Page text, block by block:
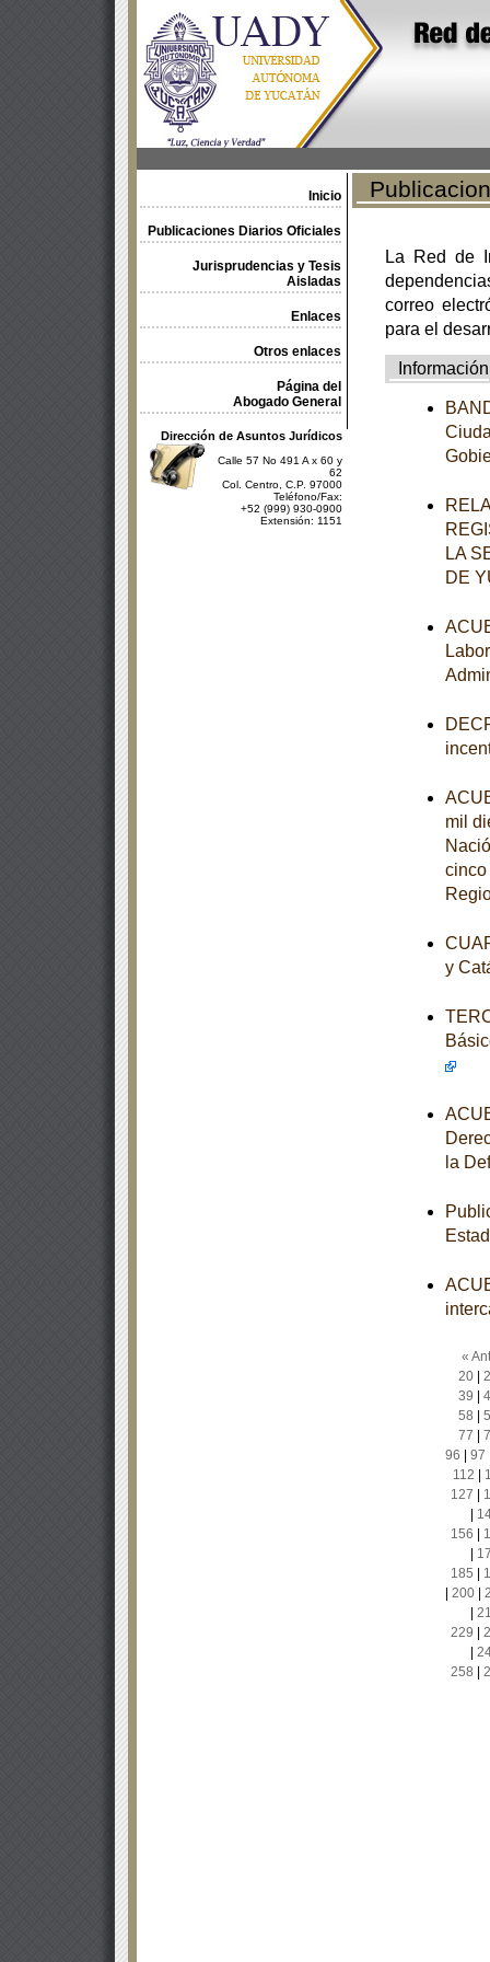
Inicio
Publicaciones Diarios Oficiales
Jurisprudencias y Tesis
Aisladas
Enlaces
Otros enlaces
Página del
Abogado General
Dirección de Asuntos Jurídicos
Calle 57 No 491 A x 60 y
62
Col. Centro, C.P. 97000
Teléfono/Fax:
+52 (999) 930-0900
Extensión: 1151
La Red de
correo
para el
Información
LA
DE
mil
cinco
y
la
«
20|
39
58
77
96
97
112
127
156
185
200|
229
258